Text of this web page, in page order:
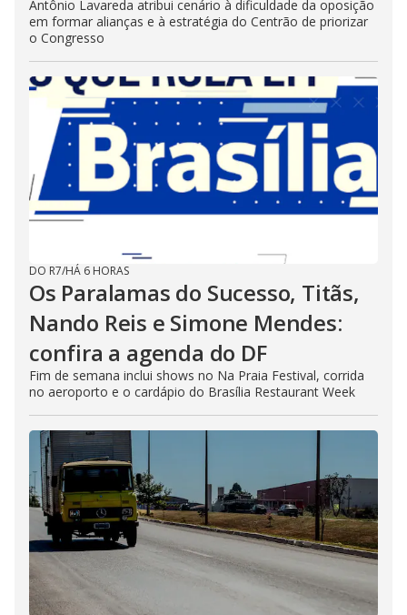
Antônio Lavareda atribui cenário à dificuldade da oposição
em formar alianças e à estratégia do Centrão de priorizar
o Congresso
DO R7/HÁ 6 HORAS
Os Paralamas do Sucesso, Titãs,
Nando Reis e Simone Mendes:
confira a agenda do DF
Fim de semana inclui shows no Na Praia Festival, corrida
no aeroporto e o cardápio do Brasília Restaurant Week